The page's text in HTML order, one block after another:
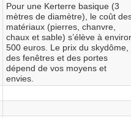
Pour une Kerterre basique (3
mètres de diamètre), le coût
matériaux (pierres, chanvre,
chaux et sable) s’élève à
500 euros. Le prix du skydôme,
des fenêtres et des portes
dépend de vos moyens et
envies.